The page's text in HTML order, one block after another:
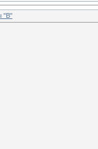
"В"